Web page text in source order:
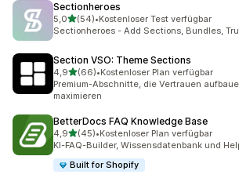
Sectionheroes
5,0von 5 Sternen
(54)
54 Rezensionen insgesamt
•Kostenloser Test verfügbar
Sectionheroes - Add Sections, Bundles,
Section VSO: Theme Sections
4,9von 5 Sternen
(66)
66 Rezensionen insgesamt
•Kostenloser Plan verfügbar
Premium-Abschnitte, die Vertrauen
maximieren
BetterDocs FAQ Knowledge Base
4,9von 5 Sternen
(45)
45 Rezensionen insgesamt
•Kostenloser Plan verfügbar
KI-FAQ-Builder, Wissensdatenbank und
Built for Shopify